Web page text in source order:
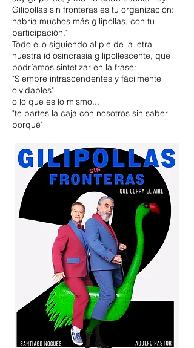
Gilipollas sin fronteras es tu organización:
habría muchos más gilipollas, con tu
participación."
Todo ello siguiendo al pie de la letra
nuestra idiosincrasia gilipollescente, que
podríamos sintetizar en la frase:
"Siempre intrascendentes y fácilmente
olvidables"
o lo que es lo mismo...
"te partes la caja con nosotros sin saber
porqué"